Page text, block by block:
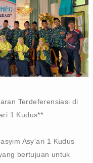
Terdeferensiasi di
1 Kudus**
Asy'ari 1 Kudus
bertujuan untuk